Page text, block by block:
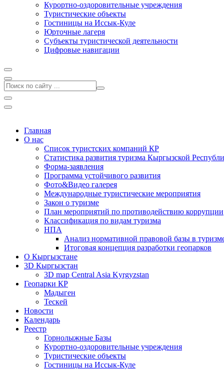
Курортно-оздоровительные учреждения
Туристические объекты
Гостиницы на Иссык-Куле
Юрточные лагеря
Cубъекты туристической деятельности
Цифровые навигации
Главная
О нас
Список туристских компаний КР
Статистика развития туризма Кыргызской
Форма-заявления
Программа устойчивого развития
Фото&Видео галерея
Международные туристические мероприятия
Закон о туризме
План мероприятий по противодействию коррупции
Классификация по видам туризма
НПА
Анализ нормативной правовой базы в
Итоговая концепция разработки геопарков
О Кыргызстане
3D Кыргызстан
3D map Central Asia Kyrgyzstan
Геопарки КР
Мадыген
Тескей
Новости
Календарь
Реестр
Горнолыжные Базы
Курортно-оздоровительные учреждения
Туристические объекты
Гостиницы на Иссык-Куле